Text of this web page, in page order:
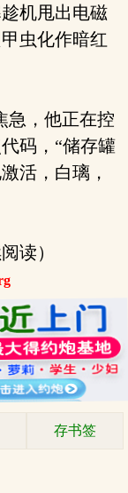
机甩出电磁
虫化作暗红
急，他正在控
码，“储存罐
活，白璃，
读）
存书签